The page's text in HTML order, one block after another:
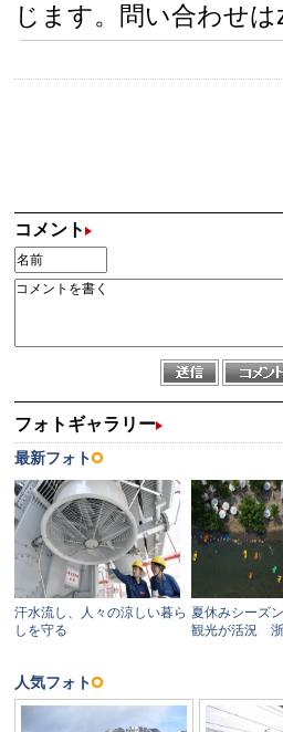
じます。問い合わせ
コメント